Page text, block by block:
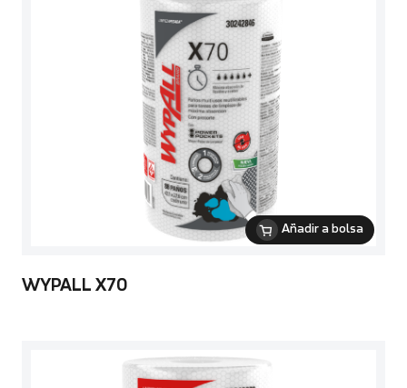
Añadir a bolsa
WYPALL X70